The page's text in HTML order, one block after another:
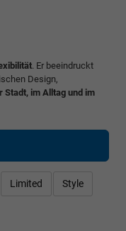
. Er beeindruckt
Design,
Stadt, im Alltag und im
Limited Style